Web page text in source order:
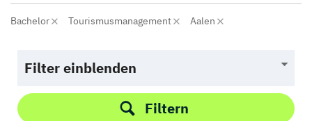
Bachelor Tourismusmanagement Aalen
Filter einblenden
Filtern